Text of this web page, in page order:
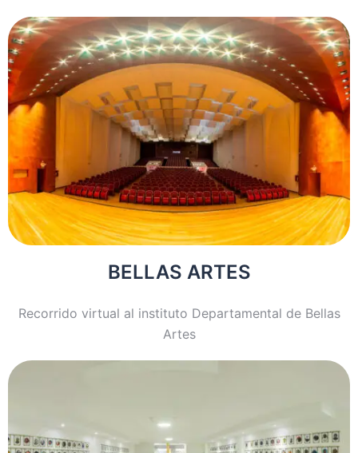
BELLAS ARTES
Recorrido virtual al instituto Departamental de Bellas
Artes